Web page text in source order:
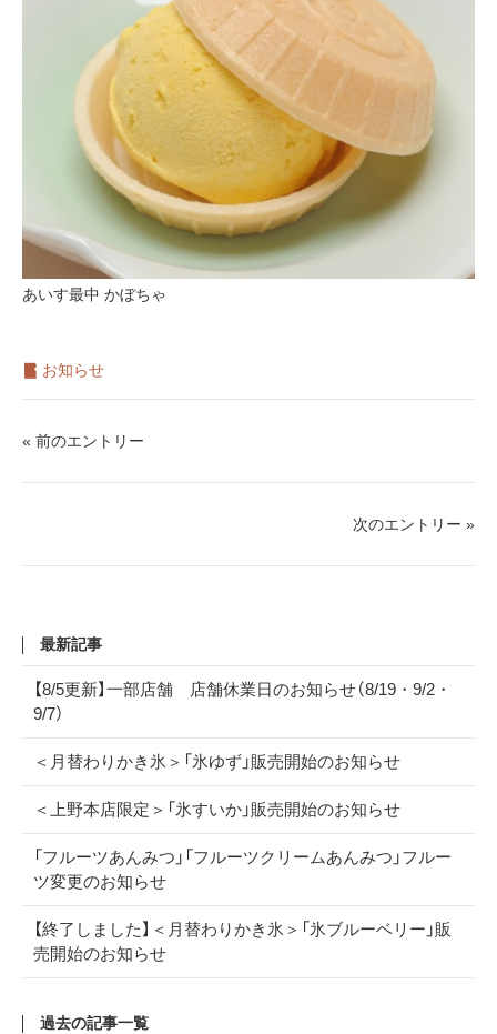
あいす最中 かぼちゃ
お知らせ
« 前のエントリー
次のエントリー »
最新記事
【8/5更新】一部店舗 店舗休業日のお知らせ（8/19・9/2・
9/7）
＜月替わりかき氷＞「氷ゆず」販売開始のお知らせ
＜上野本店限定＞「氷すいか」販売開始のお知らせ
「フルーツあんみつ」「フルーツクリームあんみつ」フルー
ツ変更のお知らせ
【終了しました】＜月替わりかき氷＞「氷ブルーベリー」販
売開始のお知らせ
過去の記事一覧